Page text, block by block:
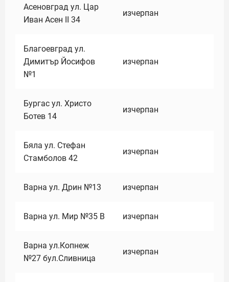
Асеновград ул. Цар
Иван Асен II 34
изчерпан
Благоевград ул.
Димитър Йосифов
№1
изчерпан
Бургас ул. Христо
Ботев 14
изчерпан
Бяла ул. Стефан
Стамболов 42
изчерпан
Варна ул. Дрин №13 изчерпан
Варна ул. Мир №35 В изчерпан
Варна ул.Копнеж
№27 бул.Сливница
изчерпан